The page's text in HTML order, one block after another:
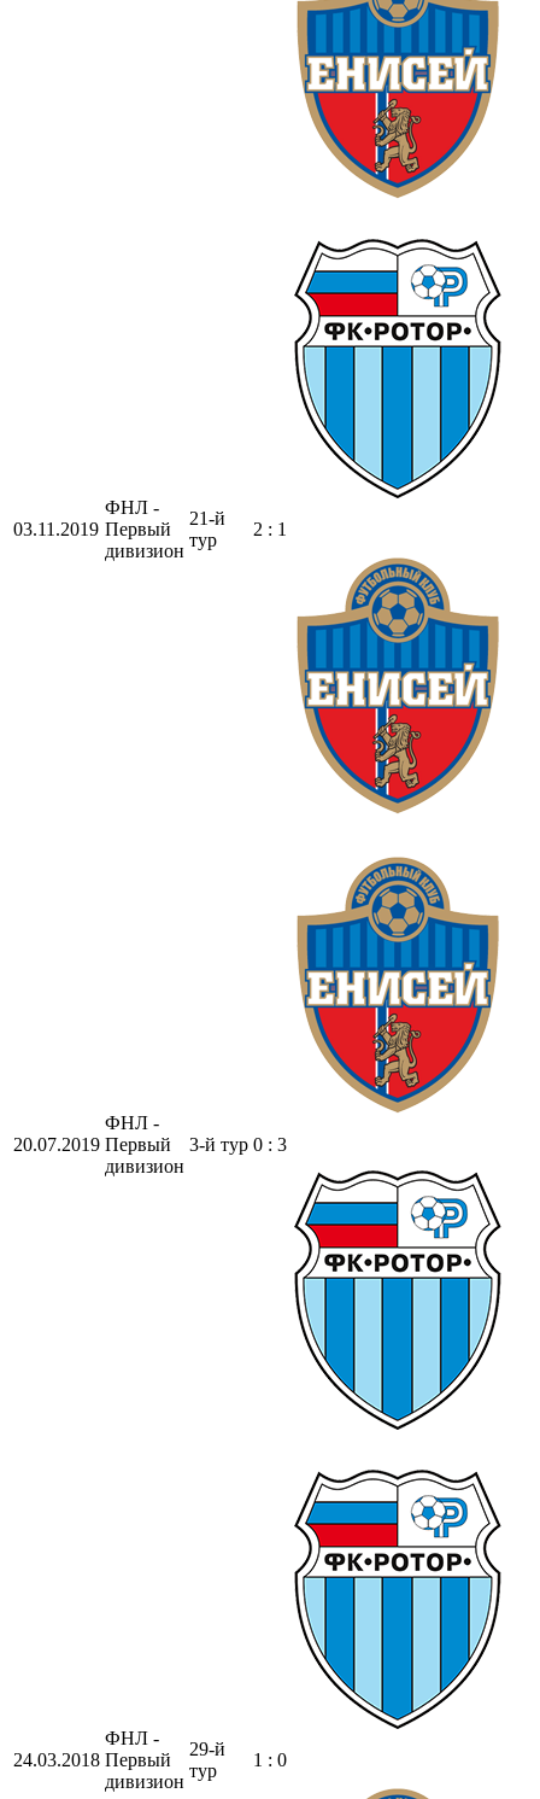
03.11.2019
ФНЛ -
Первый
дивизион
21-й
тур
2 : 1
20.07.2019
ФНЛ -
Первый
дивизион
3-й тур 0 : 3
24.03.2018
ФНЛ -
Первый
дивизион
29-й
тур
1 : 0